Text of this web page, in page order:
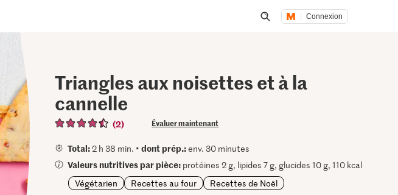
Connexion
Triangles aux noisettes et à la
cannelle
(2) Évaluer maintenant
Total:2 h 38 min. •dont prép.:env. 30 minutes
Valeurs nutritives par pièce: protéines 2 g, lipides 7 g, glucides 10 g, 110 kcal
Végétarien
Recettes au four Recettes de Noël